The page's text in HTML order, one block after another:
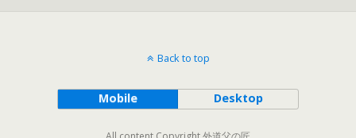
Back to top
Mobile Desktop